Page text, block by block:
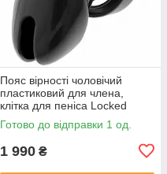
Пояс вірності чоловічий
пластиковий для члена,
клітка для пеніса Locked
Obsidian Hold S 9 см
Готово до відправки 1 од.
1 990 ₴